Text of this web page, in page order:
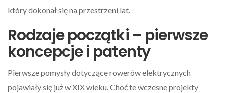
który dokonał się na przestrzeni lat.
Rodzaje początki – pierwsze
koncepcje i patenty
Pierwsze pomysły dotyczące rowerów elektrycznych
pojawiały się już w XIX wieku. Choć te wczesne projekty